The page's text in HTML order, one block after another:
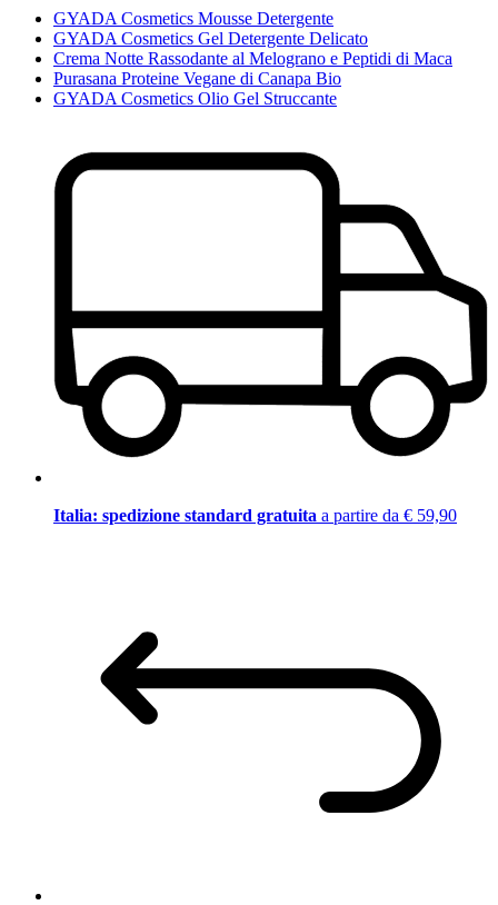
GYADA Cosmetics Mousse Detergente
GYADA Cosmetics Gel Detergente Delicato
Crema Notte Rassodante al Melograno e Peptidi di Maca
Purasana Proteine Vegane di Canapa Bio
GYADA Cosmetics Olio Gel Struccante
Italia: spedizione standard gratuita a partire da € 59,90